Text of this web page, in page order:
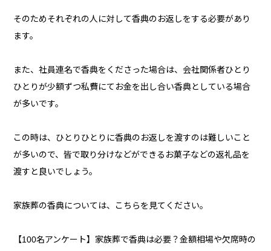
そのためそれぞれの人に対して香典のお返しをする必要があり
ます。
また、社員連名で香典をくださった場合は、会社関係者ひとり
ひとりが少額ずつ私費にてお金を出し合い香典としている場合
が多いです。
この時は、ひとりひとりに香典のお返しを渡すのは難しいこと
が多いので、皆で取り分けなどができるお菓子などの返礼品を
渡すと良いでしょう。
家族葬の香典については、こちらを見てください。
【100名アンケート】家族葬で香典は必要？金額相場や欠席時の